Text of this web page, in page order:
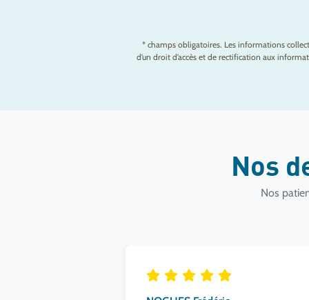
* champs obligatoires. Les informations
d’un droit d’accès et de rectification aux
Nos
Nos